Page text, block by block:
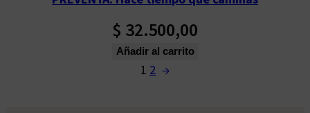
$ 32.500,00
Añadir al carrito
1 2 →